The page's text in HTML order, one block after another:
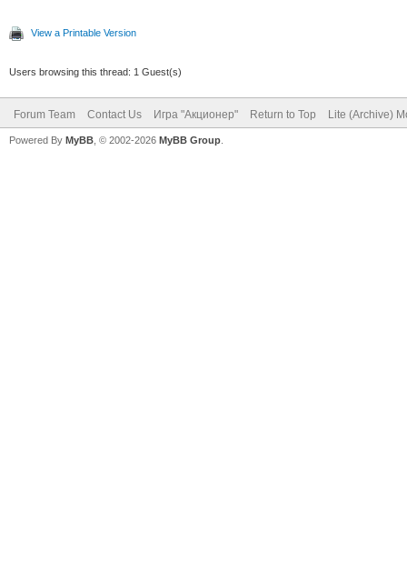
View a Printable Version
Users browsing this thread: 1 Guest(s)
Forum Team Contact Us Игра "Акционер" Return to Top Lite (Archive)
Powered By MyBB , © 2002-2026 MyBB Group